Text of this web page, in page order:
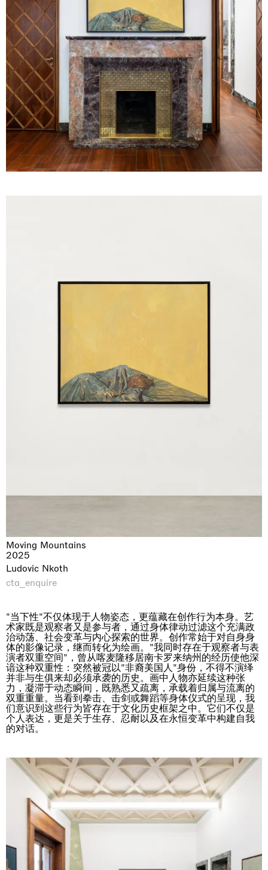
Moving Mountains
2025
Ludovic Nkoth
cta_enquire
"当下性"不仅体现于人物姿态，更蕴藏在创作行为本身。艺
术家既是观察者又是参与者，通过身体律动过滤这个充满政
治动荡、社会变革与内心探索的世界。创作常始于对自身身
体的影像记录，继而转化为绘画。"我同时存在于观察者与表
演者双重空间"，曾从喀麦隆移居南卡罗来纳州的经历使他深
谙这种双重性：突然被冠以"非裔美国人"身份，不得不演绎
并非与生俱来却必须承袭的历史。画中人物亦延续这种张
力，凝滞于动态瞬间，既熟悉又疏离，承载着归属与流离的
双重重量。当看到拳击、击剑或舞蹈等身体仪式的呈现，我
们意识到这些行为皆存在于文化历史框架之中。它们不仅是
个人表达，更是关于生存、忍耐以及在永恒变革中构建自我
的对话。